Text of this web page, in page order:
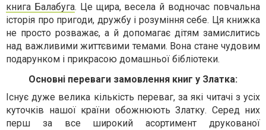
книга Балабуга. Це щира, весела й водночас повчальна
історія про пригоди, дружбу і розуміння себе. Ця книжка
не просто розважає, а й допомагає дітям замислитись
над важливими життєвими темами. Вона стане чудовим
подарунком і прикрасою домашньої бібліотеки.
Основні переваги замовлення книг у Златка:
Існує дуже велика кількість переваг, за які читачі з усіх
куточків нашої країни обожнюють Златку. Серед них
перш за все широкий асортимент друкованої